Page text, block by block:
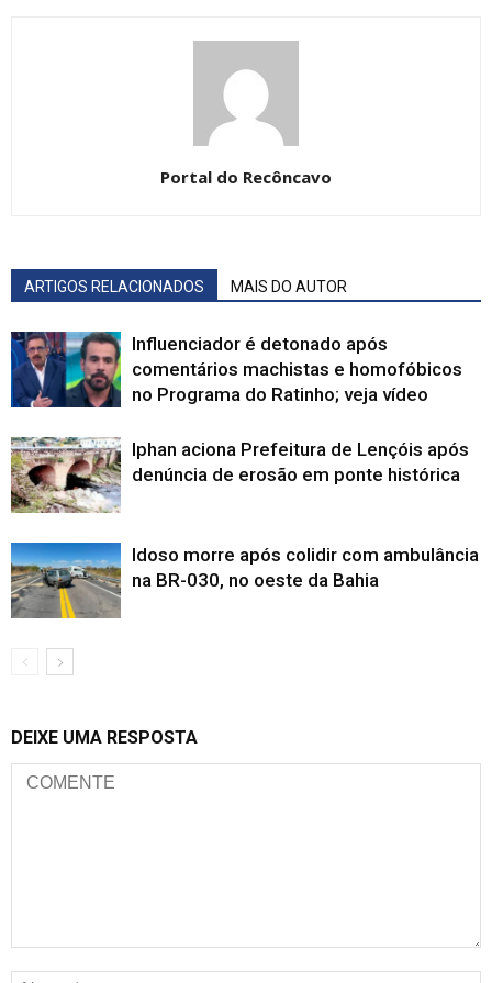
Portal do Recôncavo
ARTIGOS RELACIONADOS MAIS DO AUTOR
Influenciador é detonado após
comentários machistas e homofóbicos
no Programa do Ratinho; veja vídeo
Iphan aciona Prefeitura de Lençóis após
denúncia de erosão em ponte histórica
Idoso morre após colidir com ambulância
na BR-030, no oeste da Bahia
DEIXE UMA RESPOSTA